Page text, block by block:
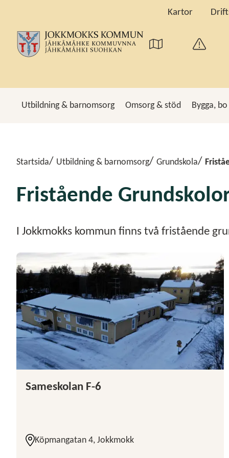
Kartor
Utbildning & barnomsorg Omsorg & stöd Bygga,
Startsida Utbildning & barnomsorg Grundskola
Fristående
I Jokkmokks kommun finns två fristående
Sameskolan F-6
Köpmangatan 4, Jokkmokk